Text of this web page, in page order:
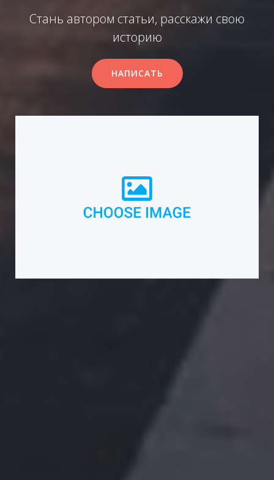
Стань автором статьи, расскажи свою
историю
НАПИСАТЬ